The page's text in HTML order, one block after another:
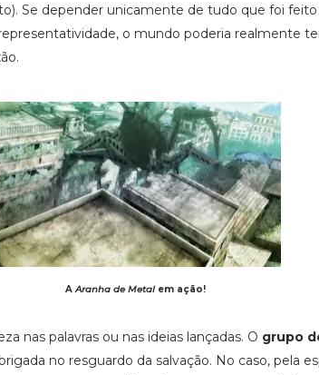
Se depender unicamente de tudo que foi
o mundo poderia realmente
AAranha de Metal em ação!
nas palavras ou nas ideias lançadas. O grupo
no resguardo da salvação. No caso, pela